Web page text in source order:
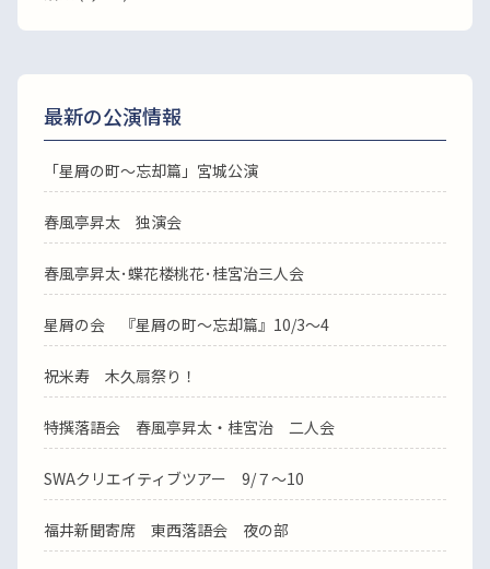
最新の公演情報
「星屑の町～忘却篇」宮城公演
春風亭昇太 独演会
春風亭昇太･蝶花楼桃花･桂宮治三人会
星屑の会 『星屑の町～忘却篇』10/3～4
祝米寿 木久扇祭り！
特撰落語会 春風亭昇太・桂宮治 二人会
SWAクリエイティブツアー 9/７～10
福井新聞寄席 東西落語会 夜の部